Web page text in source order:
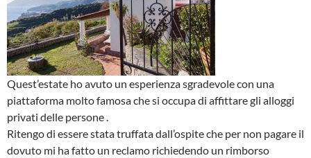
Quest’estate ho avuto un esperienza sgradevole con una
piattaforma molto famosa che si occupa di affittare gli alloggi
privati delle persone .
Ritengo di essere stata truffata dall’ospite che per non pagare il
dovuto mi ha fatto un reclamo richiedendo un rimborso